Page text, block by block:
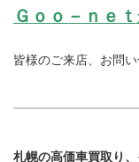
Ｇｏｏ－ｎｅ
皆様のご来店、お問
札幌の高価車買取り